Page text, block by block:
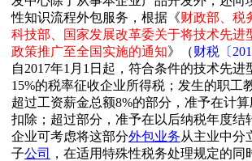
性知识流程外包服务，根据《财政部、税
科技部、国家发展改革委关于将技术先进
政策推广至全国实施的通知》（财税〔
自2017年1月1日起，符合条件的技术先进
15%的税率征收企业所得税；发生的职工
超过工资薪金总额8%的部分，准予在计
扣除；超过部分，准予在以后纳税年度结
企业可考虑将这部分外包业务从主业中分
子公司
，在适用特殊性税务处理规定的同